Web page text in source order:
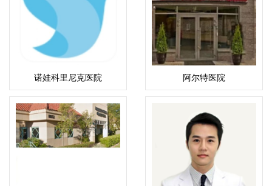
诺娃科里尼克医院 阿尔特医院